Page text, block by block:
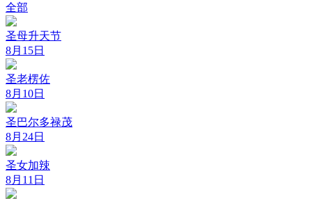
全部
圣母升天节
8月15日
圣老楞佐
8月10日
圣巴尔多禄茂
8月24日
圣女加辣
8月11日